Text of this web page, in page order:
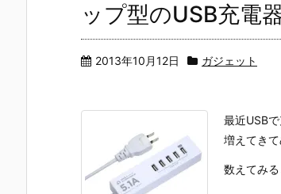
ップ型のUSB充電
2013年10月12日 ガジェット
最近USB
増えてき
数えてみ